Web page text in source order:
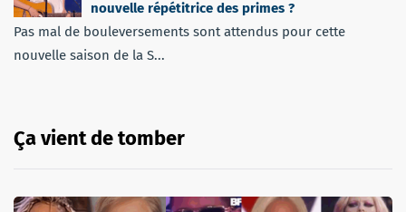
nouvelle répétitrice des primes ?
Pas mal de bouleversements sont attendus pour cette
nouvelle saison de la S...
Ça vient de tomber